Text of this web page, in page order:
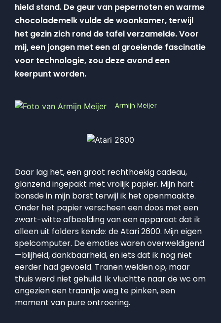
hield stand. De geur van pepernoten en warme
chocolademelk vulde de woonkamer, terwijl
het gezin zich rond de tafel verzamelde. Voor
mij, een jongen met een al groeiende fascinatie
voor technologie, zou deze avond een
keerpunt worden.
Armijn Meijer
Daar lag het, een groot rechthoekig cadeau,
glanzend ingepakt met vrolijk papier. Mijn hart
bonsde in mijn borst terwijl ik het openmaakte.
Onder het papier verscheen een doos met een
zwart-witte afbeelding van een apparaat dat ik
alleen uit folders kende: de Atari 2600. Mijn eigen
spelcomputer. De emoties waren overweldigend
—blijheid, dankbaarheid, en iets dat ik nog niet
eerder had gevoeld. Tranen welden op, maar
thuis werd niet gehuild. Ik vluchtte naar de wc om
ongezien een traantje weg te pinken, een
moment van pure ontroering.